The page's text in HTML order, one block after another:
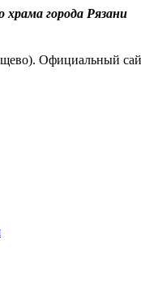
города Рязани
Официальный